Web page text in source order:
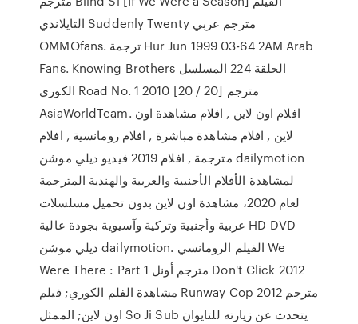
التايلاندي Suddenly Twenty مترجم عربي
OMMOfans. ترجمة Hur Jun 1999 03-64 2AM Arab
Fans. Knowing Brothers الحلقة 224 المسلسل
الكوري Road No. 1 2010 مترجم [20 / 20]
AsiaWorldTeam. افلام اون لاين , افلام مشاهدة اون
لاين , افلام مشاهدة مباشرة , افلام رومانسية , افلام
مترجمة , افلام 2019 فيديو ديلي موشن dailymotion
لمشاهدة الأفلام الأجنبية والعربية والهندية المترجمة
لعام 2020، مشاهدة اون لاين بدون تحميل مسلسلات
عربية وأجنبية وتركية وآسيوية بجودة عالية HD DVD
ديلي موشن dailymotion. الفيلم الرومانسي We
Were There : Part 1 مترجم أونل Don't Click 2012
مشاهدة الفلم الكوري; فيلم Runway Cop 2012 مترجم
اون لاين; الممثل So Ji Sub يتحدث عن زيارته للتايوان